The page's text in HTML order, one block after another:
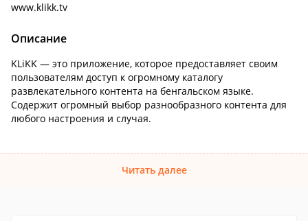
www.klikk.tv
Описание
KLiKK — это приложение, которое предоставляет своим
пользователям доступ к огромному каталогу
развлекательного контента на бенгальском языке.
Содержит огромный выбор разнообразного контента для
любого настроения и случая.
Читать далее